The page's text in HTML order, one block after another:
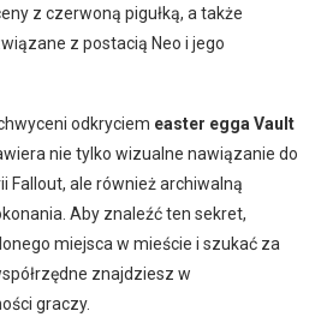
z czerwoną pigułką, a także
z postacią Neo i jego
odkryciem easter egga Vault
nie tylko wizualne nawiązanie do
Fallout, ale również archiwalną
Aby znaleźć ten sekret,
miejsca w mieście i szukać za
znajdziesz w
graczy.